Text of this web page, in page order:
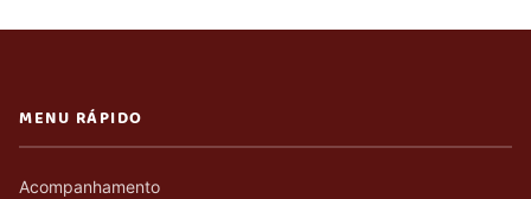
MENU RÁPIDO
Acompanhamento